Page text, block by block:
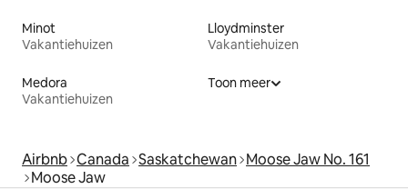
Minot
Vakantiehuizen
Lloydminster
Vakantiehuizen
Medora
Vakantiehuizen
Toon meer
Airbnb Canada Saskatchewan Moose Jaw No. 161
Moose Jaw